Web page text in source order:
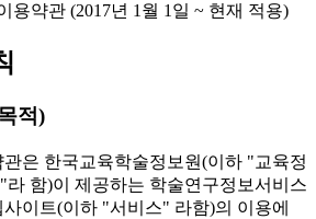
용약관 (2017년 1월 1일 ~ 현재 적용)
적)
관은 한국교육학술정보원(이하 "교육정
라 함)이 제공하는 학술연구정보서비스
사이트(이하 "서비스" 라함)의 이용에